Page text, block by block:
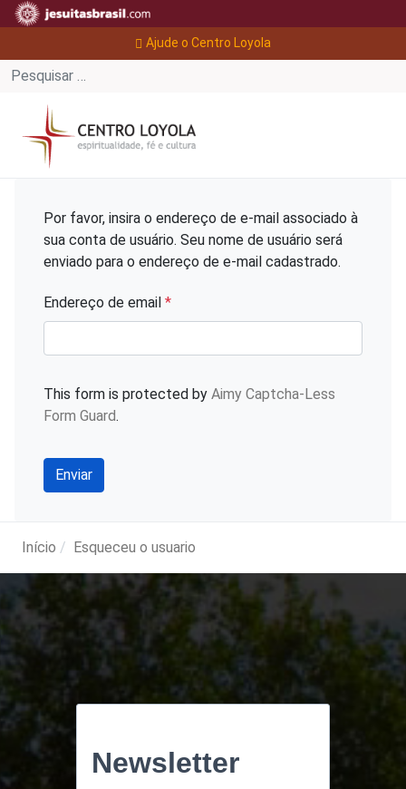
Ajude o Centro Loyola
Por favor, insira o endereço de e-mail associado à
sua conta de usuário. Seu nome de usuário será
enviado para o endereço de e-mail cadastrado.
Endereço de email *
This form is protected by Aimy Captcha-Less
Form Guard.
Enviar
Início Esqueceu o usuario